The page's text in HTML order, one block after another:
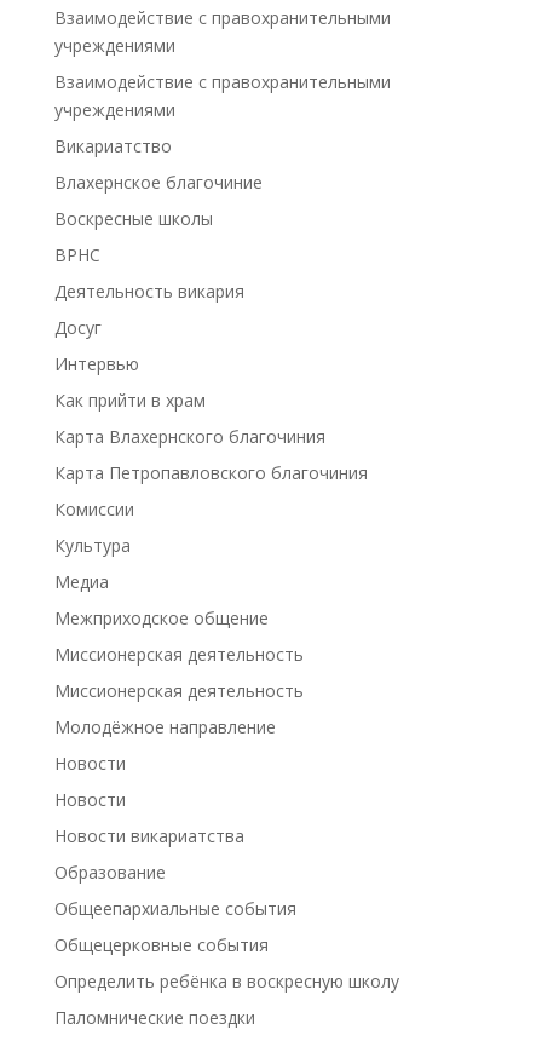
Взаимодействие с правохранительными
учреждениями
Взаимодействие с правохранительными
учреждениями
Викариатство
Влахернское благочиние
Воскресные школы
ВРНС
Деятельность викария
Досуг
Интервью
Как прийти в храм
Карта Влахернского благочиния
Карта Петропавловского благочиния
Комиссии
Культура
Медиа
Межприходское общение
Миссионерская деятельность
Миссионерская деятельность
Молодёжное направление
Новости
Новости
Новости викариатства
Образование
Общеепархиальные события
Общецерковные события
Определить ребёнка в воскресную школу
Паломнические поездки